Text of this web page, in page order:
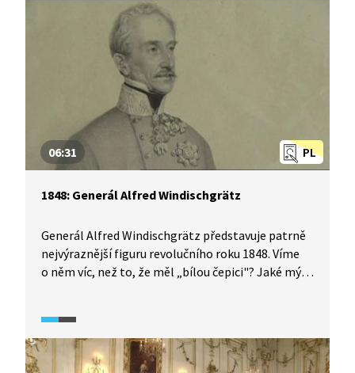
PL
06:31
1848: Generál Alfred Windischgrätz
Generál Alfred Windischgrätz představuje patrně
nejvýraznější figuru revolučního roku 1848. Víme
o něm víc, než to, že měl „bílou čepici"? Jaké mýty
zapříčinit jeho postoj v otázce „vypořádání se"
s revolucí v Praze. Samozřejmě je připomenuto
i tragické zastřelení jeho manželky. Zároveň je